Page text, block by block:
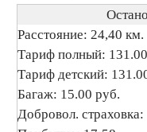
Расстояние: 24,40 км.
Тариф полный:
Тариф детский:
Багаж: 15.00 руб.
Добровол. страховка: